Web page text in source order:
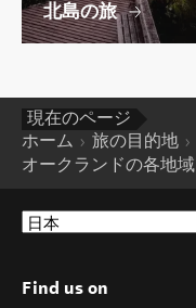
北島の旅
現在のページ
ホーム
旅の目的地
オークランドの各地域
Find us on